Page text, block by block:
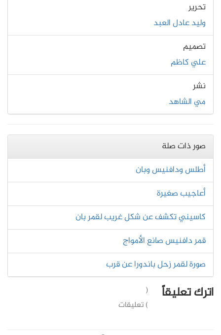
تحرير
وليد عادل العبد
تصميم
علي كاظم
نشر
مي الشاهد
صور ذات صلة
أطلس ودافنيس وبان
أعاجيب صغيرة
كاسيني تكشف عن شكل غريب لقمر بان
قمر دافنيس صانع الأمواج
صورة لقمر زحل باندورا عن قرب
اترك تعليقاً
(
) تعليقات